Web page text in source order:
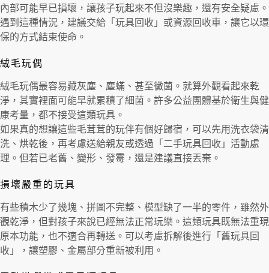
內部可能早已損壞，讓孩子玩起來不但沒樂趣，還有安全疑慮。
遇到這種情況，建議交給「玩具回收」或資源回收車，讓它以環
保的方式結束使命。
絨毛玩偶
絨毛玩偶最容易藏灰塵、塵蟎、甚至黴菌。就算外觀看起來乾
淨，其實裡面可能早就累積了細菌。許多公益團體基於衛生與健
康考量，都不接受這類玩具。
如果真的想讓這些毛茸茸的玩伴有個好歸宿，可以先用洗衣袋清
洗、烘乾後，再考慮送給親友或透過「二手玩具回收」活動處
理。但若已老舊、變形、發霉，還是建議直接丟棄。
損壞嚴重的玩具
有些積木少了幾塊、拼圖不完整、模型缺了一半的零件，雖然外
觀乾淨，但對孩子來說已經無法正常玩樂。這類玩具既無法重現
原本功能，也不適合再轉送。可以考慮拆解後進行「舊玩具回
收」，讓塑膠、金屬部分重新被利用。